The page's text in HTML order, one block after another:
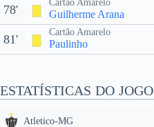
Cartão Amarelo
Guilherme Arana
78'
Cartão Amarelo
Paulinho
81'
ESTATÍSTICAS DO JOGO
Atletico-MG